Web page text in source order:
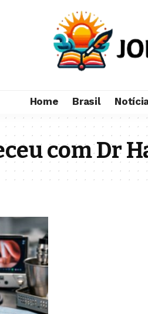
Home Brasil
com Dr